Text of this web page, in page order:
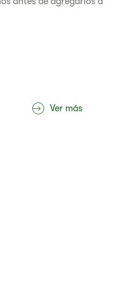
Ver más